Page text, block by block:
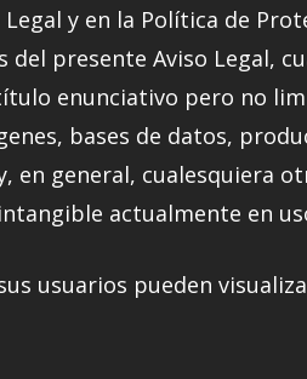
y en la Política de
presente Aviso Legal,
enunciativo pero no
bases de datos,
en general, cualesquiera
actualmente en
usuarios pueden